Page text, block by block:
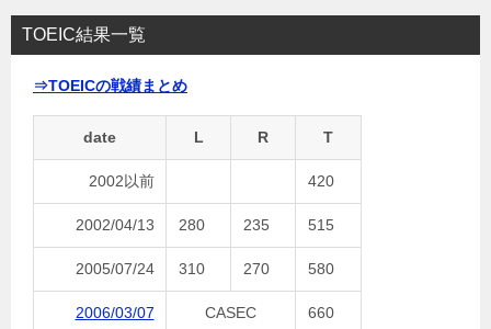
TOEIC結果一覧
⇒TOEICの戦績まとめ
date L R T
2002以前 420
2002/04/13 280 235 515
2005/07/24 310 270 580
2006/03/07 CASEC 660